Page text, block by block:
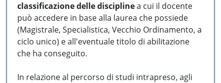
classificazione delle disciplinea cui il docente
può accedere in base alla laurea che possiede
(Magistrale, Specialistica, Vecchio Ordinamento, a
ciclo unico) e all'eventuale titolo di abilitazione
che ha conseguito.
In relazione al percorso di studi intrapreso, agli